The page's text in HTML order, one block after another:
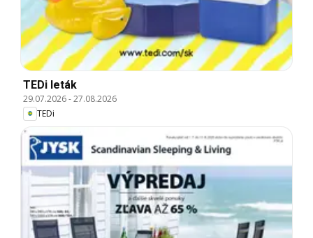
TEDi leták
29.07.2026-27.08.2026
TEDi